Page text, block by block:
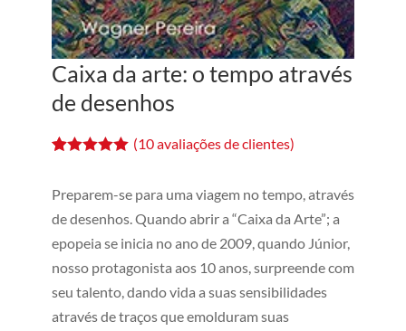
Caixa da arte: o tempo através
de desenhos
5, com
avaliações
de clientes
(10avaliações de clientes)
Preparem-se para uma viagem no tempo, através
de desenhos. Quando abrir a “Caixa da Arte”; a
epopeia se inicia no ano de 2009, quando Júnior,
nosso protagonista aos 10 anos, surpreende com
seu talento, dando vida a suas sensibilidades
através de traços que emolduram suas